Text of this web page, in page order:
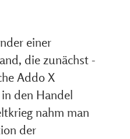
einer
die zunächst -
Addo X
den Handel
nahm man
der